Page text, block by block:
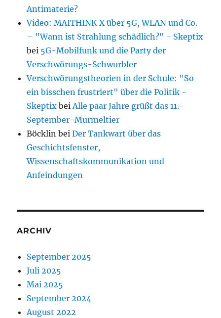
Antimaterie?
Video: MAITHINK X über 5G, WLAN und Co.
– "Wann ist Strahlung schädlich?" - Skeptix
bei 5G-Mobilfunk und die Party der
Verschwörungs-Schwurbler
Verschwörungstheorien in der Schule: "So
ein bisschen frustriert" über die Politik -
Skeptix beiAlle paar Jahre grüßt das 11.-
September-Murmeltier
Böcklin beiDer Tankwart über das
Geschichtsfenster,
Wissenschaftskommunikation und
Anfeindungen
ARCHIV
September 2025
Juli 2025
Mai 2025
September 2024
August 2022